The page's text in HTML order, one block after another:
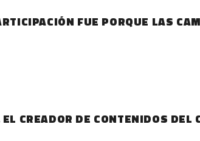
FUE PORQUE LAS
CREADOR DE CONTENIDOS DEL